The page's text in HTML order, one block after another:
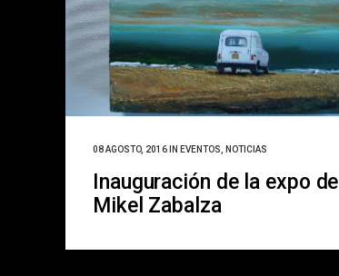
08 AGOSTO, 2016 IN EVENTOS, NOTICIAS
Inauguración de la expo de
Mikel Zabalza